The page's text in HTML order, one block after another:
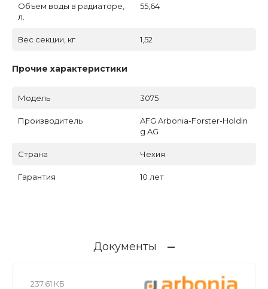
Объем воды в радиаторе,
л.
55,64
Вес секции, кг 1,52
Прочие характеристики
Модель 3075
Производитель
AFG Arbonia-Forster-Holdin
g AG
Страна Чехия
Гарантия 10 лет
Документы
237.61 КБ